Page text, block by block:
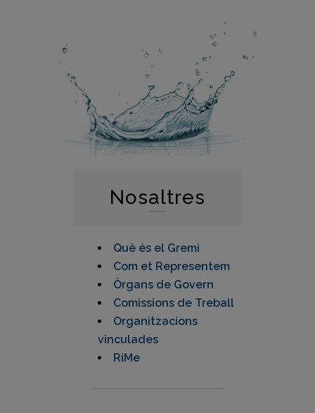
Nosaltres
Què és el Gremi
Com et Representem
Òrgans de Govern
Comissions de Treball
Organitzacions
vinculades
RiMe